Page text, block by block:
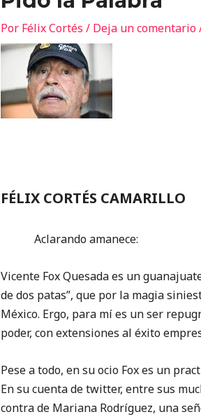
Por Félix Cortés / Deja un comentario
FÉLIX CORTÉS CAMARILLO
Aclarando amanece:
Vicente Fox Quesada es un
de dos patas”, que por la magia
México. Ergo, para mí es un ser
poder, con extensiones al éxito
Pese a todo, en su ocio Fox es un
En su cuenta de twitter, entre sus
contra de Mariana Rodríguez, una